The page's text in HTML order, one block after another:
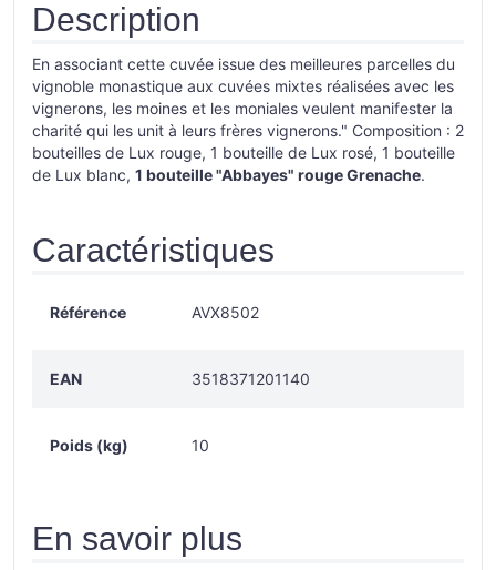
Description
En associant cette cuvée issue des meilleures parcelles du
vignoble monastique aux cuvées mixtes réalisées avec les
vignerons, les moines et les moniales veulent manifester la
charité qui les unit à leurs frères vignerons." Composition : 2
bouteilles de Lux rouge, 1 bouteille de Lux rosé, 1 bouteille
de Lux blanc, 1 bouteille "Abbayes" rouge Grenache.
Caractéristiques
Référence AVX8502
EAN 3518371201140
Poids (kg) 10
En savoir plus